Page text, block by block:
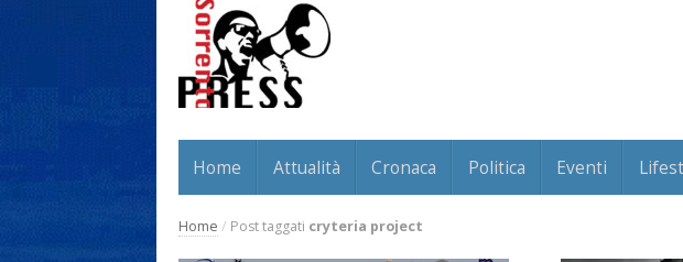
Home Attualità Cronaca Politica Eventi
Home / Post taggati cryteria project